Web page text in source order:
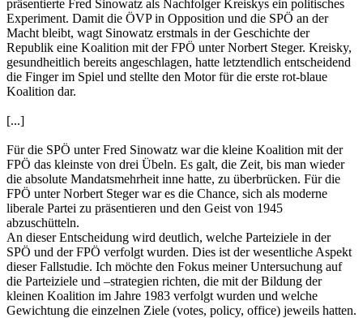
präsentierte Fred Sinowatz als Nachfolger Kreiskys ein politisches
Experiment. Damit die ÖVP in Opposition und die SPÖ an der
Macht bleibt, wagt Sinowatz erstmals in der Geschichte der
Republik eine Koalition mit der FPÖ unter Norbert Steger. Kreisky,
gesundheitlich bereits angeschlagen, hatte letztendlich entscheidend
die Finger im Spiel und stellte den Motor für die erste rot-blaue
Koalition dar.
[...]
Für die SPÖ unter Fred Sinowatz war die kleine Koalition mit der
FPÖ das kleinste von drei Übeln. Es galt, die Zeit, bis man wieder
die absolute Mandatsmehrheit inne hatte, zu überbrücken. Für die
FPÖ unter Norbert Steger war es die Chance, sich als moderne
liberale Partei zu präsentieren und den Geist von 1945
abzuschütteln.
An dieser Entscheidung wird deutlich, welche Parteiziele in der
SPÖ und der FPÖ verfolgt wurden. Dies ist der wesentliche Aspekt
dieser Fallstudie. Ich möchte den Fokus meiner Untersuchung auf
die Parteiziele und –strategien richten, die mit der Bildung der
kleinen Koalition im Jahre 1983 verfolgt wurden und welche
Gewichtung die einzelnen Ziele (votes, policy, office) jeweils hatten.